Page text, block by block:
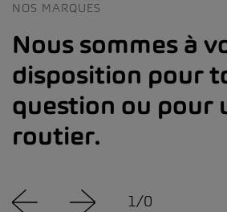
NOS MARQUES
Nous sommes à
disposition pour
question ou pour
routier.
1/0